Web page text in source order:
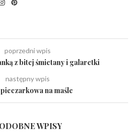
poprzedni wpis
z bitej śmietany i galaretki
następny wpis
na maśle
WPISY